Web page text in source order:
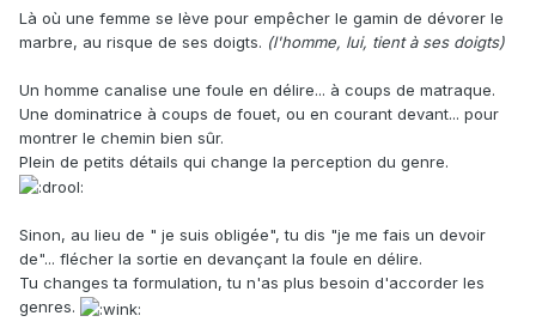
Là où une femme se lève pour empêcher le gamin de dévorer le
marbre, au risque de ses doigts. (l'homme, lui, tient à ses doigts)
Un homme canalise une foule en délire... à coups de matraque.
Une dominatrice à coups de fouet, ou en courant devant... pour
montrer le chemin bien sûr.
Plein de petits détails qui change la perception du genre.
Sinon, au lieu de " je suis obligée", tu dis "je me fais un devoir
de"... flécher la sortie en devançant la foule en délire.
Tu changes ta formulation, tu n'as plus besoin d'accorder les
genres.